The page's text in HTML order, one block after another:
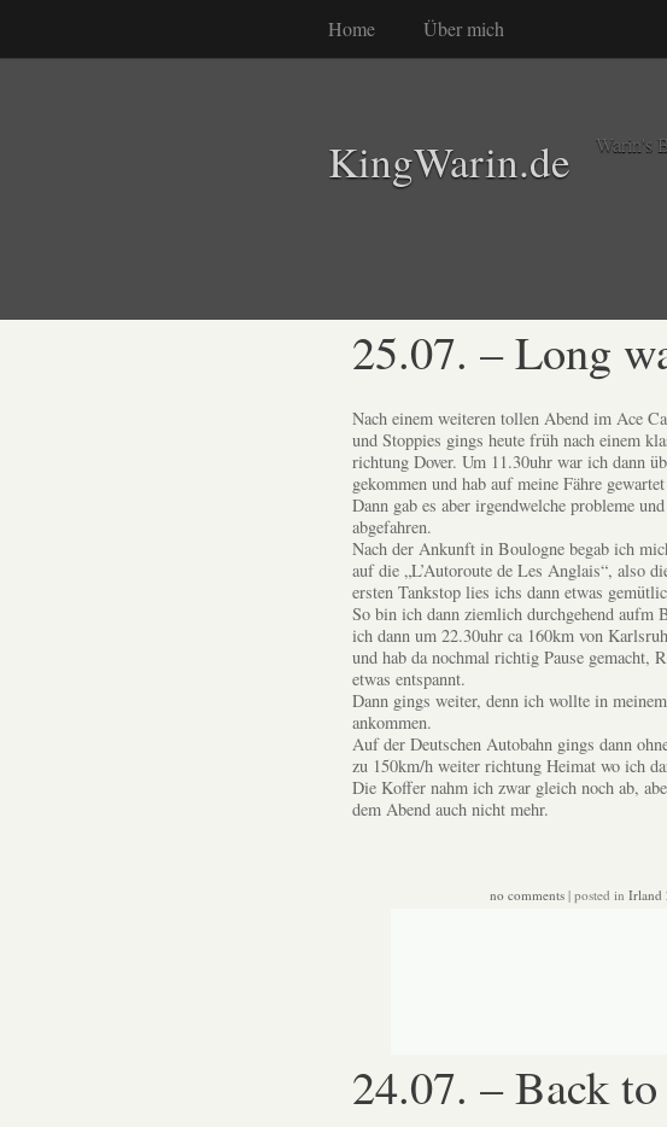
Home Über mich
KingWarin.de Warin's
25.07. – Long
Nach einem weiteren tollen Abend im Ace
und Stoppies gings heute früh nach einem
richtung Dover. Um 11.30uhr war ich dann
gekommen und hab auf meine Fähre
Dann gab es aber irgendwelche probleme
abgefahren.
Nach der Ankunft in Boulogne begab ich
auf die „L’Autoroute de Les Anglais“, also
ersten Tankstop lies ichs dann etwas
So bin ich dann ziemlich durchgehend aufm
ich dann um 22.30uhr ca 160km von
und hab da nochmal richtig Pause gemacht,
etwas entspannt.
Dann gings weiter, denn ich wollte in
ankommen.
Auf der Deutschen Autobahn gings dann
zu 150km/h weiter richtung Heimat wo ich
Die Koffer nahm ich zwar gleich noch ab,
dem Abend auch nicht mehr.
no comments | posted in Irland
24.07. – Back